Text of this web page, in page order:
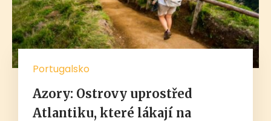
Portugalsko
Azory: Ostrovy uprostřed
Atlantiku, které lákají na